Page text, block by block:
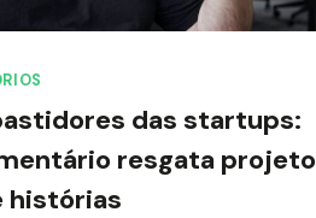
das startups:
resgata projeto
histórias